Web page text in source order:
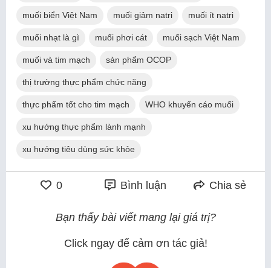
muối biển Việt Nam muối giảm natri muối ít natri
muối nhạt là gì muối phơi cát muối sạch Việt Nam
muối và tim mạch sản phẩm OCOP
thị trường thực phẩm chức năng
thực phẩm tốt cho tim mạch WHO khuyến cáo muối
xu hướng thực phẩm lành mạnh
xu hướng tiêu dùng sức khỏe
0 Bình luận Chia sẻ
Bạn thấy bài viết mang lại giá trị?
Click ngay để cảm ơn tác giả!